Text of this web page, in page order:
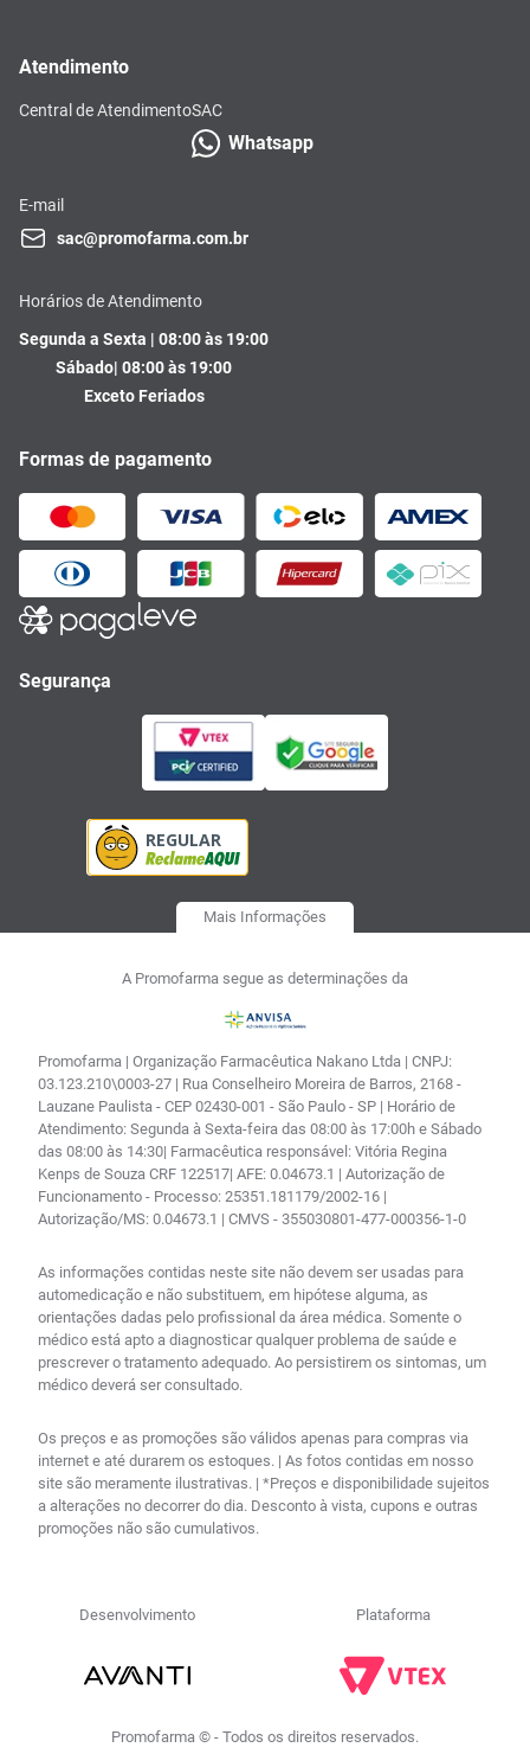
Atendimento
Central de AtendimentoSAC
Whatsapp
E-mail
sac@promofarma.com.br
Horários de Atendimento
Segunda a Sexta | 08:00 às 19:00
Sábado| 08:00 às 19:00
Exceto Feriados
Formas de pagamento
Segurança
Mais Informações
A Promofarma segue as determinações da
Promofarma | Organização Farmacêutica Nakano Ltda | CNPJ:
03.123.210\0003-27 | Rua Conselheiro Moreira de Barros, 2168 -
Lauzane Paulista - CEP 02430-001 - São Paulo - SP | Horário de
Atendimento: Segunda à Sexta-feira das 08:00 às 17:00h e Sábado
das 08:00 às 14:30| Farmacêutica responsável: Vitória Regina
Kenps de Souza CRF 122517| AFE: 0.04673.1 | Autorização de
Funcionamento - Processo: 25351.181179/2002-16 |
Autorização/MS: 0.04673.1 | CMVS - 355030801-477-000356-1-0
As informações contidas neste site não devem ser usadas para
automedicação e não substituem, em hipótese alguma, as
orientações dadas pelo profissional da área médica. Somente o
médico está apto a diagnosticar qualquer problema de saúde e
prescrever o tratamento adequado. Ao persistirem os sintomas, um
médico deverá ser consultado.
Os preços e as promoções são válidos apenas para compras via
internet e até durarem os estoques. | As fotos contidas em nosso
site são meramente ilustrativas. | *Preços e disponibilidade sujeitos
a alterações no decorrer do dia. Desconto à vista, cupons e outras
promoções não são cumulativos.
Desenvolvimento Plataforma
Promofarma © - Todos os direitos reservados.